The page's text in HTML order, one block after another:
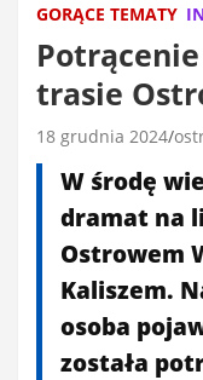
GORĄCE TEMATY
trasie
18 grudnia 2024
W środę
dramat na
Ostrowem
Kaliszem.
osoba
została